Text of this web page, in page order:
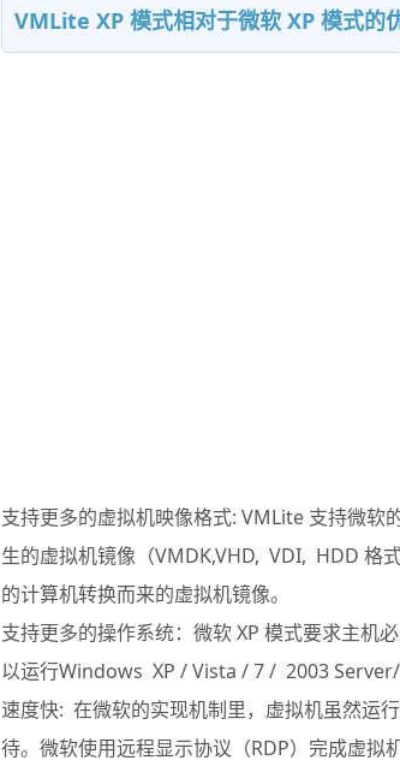
VMLite XP 模式相对于微软 XP 模式的
支持更多的虚拟机映像格式: VMLite 支持微软
生的虚拟机镜像（VMDK,VHD, VDI, HDD 格
的计算机转换而来的虚拟机镜像。
支持更多的操作系统：微软 XP 模式要求主机
以运行Windows XP / Vista / 7 / 2003 Server/
速度快: 在微软的实现机制里，虚拟机虽然运
待。微软使用远程显示协议（RDP）完成虚